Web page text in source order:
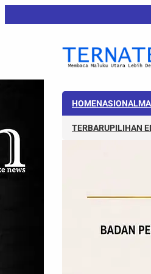
HOMENASIONAL
TERBARUPILIHAN